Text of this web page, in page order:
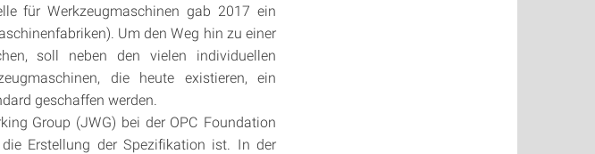
für Werkzeugmaschinen gab 2017 ein
Um den Weg hin zu einer
soll neben den vielen individuellen
die heute existieren, ein
geschaffen werden.
Group (JWG) bei der OPC Foundation
Erstellung der Spezifikation ist. In der